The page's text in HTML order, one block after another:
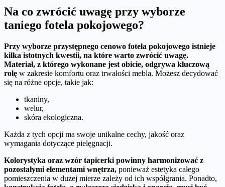
Na co zwrócić uwagę przy wyborze
taniego fotela pokojowego?
Przy wyborze przystępnego cenowo fotela pokojowego istnieje
kilka istotnych kwestii, na które warto zwrócić uwagę.
Materiał, z którego wykonane jest obicie, odgrywa kluczową
rolę w zakresie komfortu oraz trwałości mebla. Możesz decydować
się na różne opcje, takie jak:
tkaniny,
welur,
skóra ekologiczna.
Każda z tych opcji ma swoje unikalne cechy, jakość oraz
wymagania dotyczące pielęgnacji.
Kolorystyka oraz wzór tapicerki powinny harmonizować z
pozostałymi elementami wnętrza, ponieważ estetyka całego
pomieszczenia w dużej mierze zależy od ich współgrania. Ponadto,